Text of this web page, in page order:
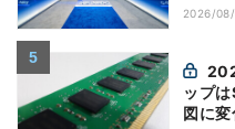
2026/
ップ
図に